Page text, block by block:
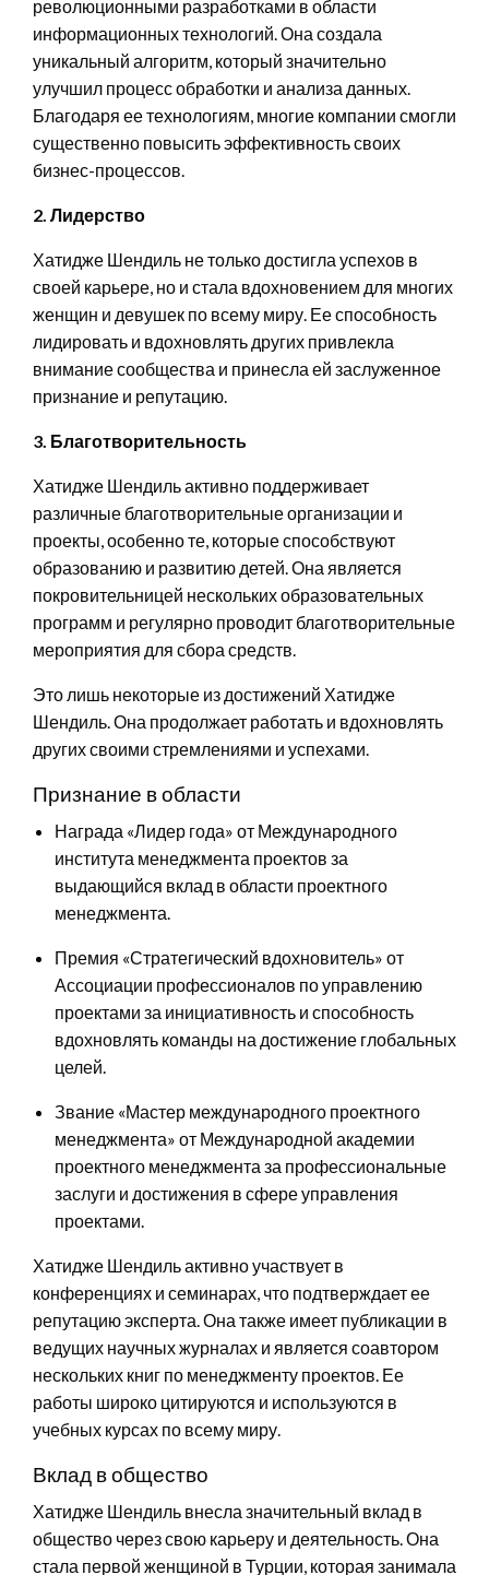
революционными разработками в области
информационных технологий. Она создала
уникальный алгоритм, который значительно
улучшил процесс обработки и анализа данных.
Благодаря ее технологиям, многие компании смогли
существенно повысить эффективность своих
бизнес-процессов.
2. Лидерство
Хатидже Шендиль не только достигла успехов в
своей карьере, но и стала вдохновением для многих
женщин и девушек по всему миру. Ее способность
лидировать и вдохновлять других привлекла
внимание сообщества и принесла ей заслуженное
признание и репутацию.
3. Благотворительность
Хатидже Шендиль активно поддерживает
различные благотворительные организации и
проекты, особенно те, которые способствуют
образованию и развитию детей. Она является
покровительницей нескольких образовательных
программ и регулярно проводит благотворительные
мероприятия для сбора средств.
Это лишь некоторые из достижений Хатидже
Шендиль. Она продолжает работать и вдохновлять
других своими стремлениями и успехами.
Признание в области
Награда «Лидер года» от Международного
института менеджмента проектов за
выдающийся вклад в области проектного
менеджмента.
Премия «Стратегический вдохновитель» от
Ассоциации профессионалов по управлению
проектами за инициативность и способность
вдохновлять команды на достижение глобальных
целей.
Звание «Мастер международного проектного
менеджмента» от Международной академии
проектного менеджмента за профессиональные
заслуги и достижения в сфере управления
проектами.
Хатидже Шендиль активно участвует в
конференциях и семинарах, что подтверждает ее
репутацию эксперта. Она также имеет публикации в
ведущих научных журналах и является соавтором
нескольких книг по менеджменту проектов. Ее
работы широко цитируются и используются в
учебных курсах по всему миру.
Вклад в общество
Хатидже Шендиль внесла значительный вклад в
общество через свою карьеру и деятельность. Она
стала первой женщиной в Турции, которая занимала